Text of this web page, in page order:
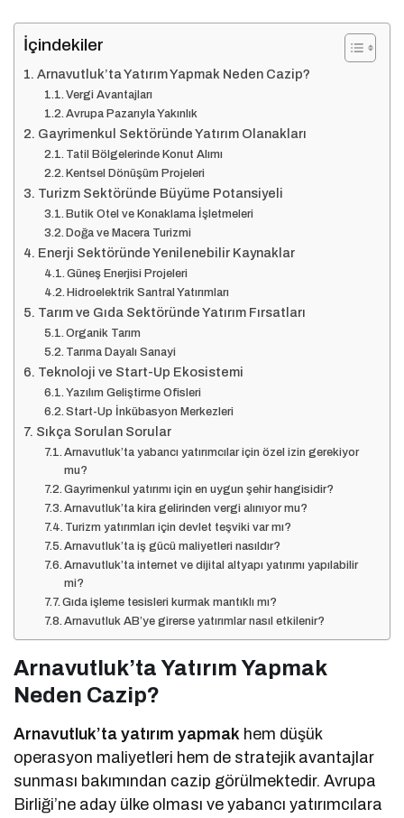
İçindekiler
Arnavutluk’ta Yatırım Yapmak Neden Cazip?
Vergi Avantajları
Avrupa Pazarıyla Yakınlık
Gayrimenkul Sektöründe Yatırım Olanakları
Tatil Bölgelerinde Konut Alımı
Kentsel Dönüşüm Projeleri
Turizm Sektöründe Büyüme Potansiyeli
Butik Otel ve Konaklama İşletmeleri
Doğa ve Macera Turizmi
Enerji Sektöründe Yenilenebilir Kaynaklar
Güneş Enerjisi Projeleri
Hidroelektrik Santral Yatırımları
Tarım ve Gıda Sektöründe Yatırım Fırsatları
Organik Tarım
Tarıma Dayalı Sanayi
Teknoloji ve Start-Up Ekosistemi
Yazılım Geliştirme Ofisleri
Start-Up İnkübasyon Merkezleri
Sıkça Sorulan Sorular
Arnavutluk’ta yabancı yatırımcılar için özel izin gerekiyor
mu?
Gayrimenkul yatırımı için en uygun şehir hangisidir?
Arnavutluk’ta kira gelirinden vergi alınıyor mu?
Turizm yatırımları için devlet teşviki var mı?
Arnavutluk’ta iş gücü maliyetleri nasıldır?
Arnavutluk’ta internet ve dijital altyapı yatırımı yapılabilir
mi?
Gıda işleme tesisleri kurmak mantıklı mı?
Arnavutluk AB’ye girerse yatırımlar nasıl etkilenir?
Arnavutluk’ta Yatırım Yapmak
Neden Cazip?
Arnavutluk’ta yatırım yapmak hem düşük
operasyon maliyetleri hem de stratejik avantajlar
sunması bakımından cazip görülmektedir. Avrupa
Birliği’ne aday ülke olması ve yabancı yatırımcılara